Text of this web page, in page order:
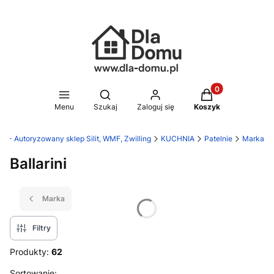
Menu
Otwórz wyszukiwarkę
Szukaj Zaloguj się
Produkty w
Koszyk
- Autoryzowany sklep Silit, WMF, Zwilling KUCHNIA Patelnie Marka
Ballarini
Marka
Filtry
Produkty: 62